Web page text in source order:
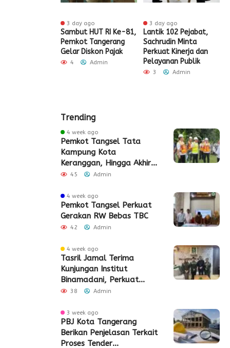
3 day ago
Sambut HUT RI Ke-81,
Pemkot Tangerang
Gelar Diskon Pajak
4 Admin
3 day ago
Lantik 102 Pejabat,
Sachrudin Minta
Perkuat Kinerja dan
Pelayanan Publik
3 Admin
Trending
4 week ago
Pemkot Tangsel Tata
Kampung Kota
Keranggan, Hingga Akhir
2026
45 Admin
4 week ago
Pemkot Tangsel Perkuat
Gerakan RW Bebas TBC
42 Admin
4 week ago
Tasril Jamal Terima
Kunjungan Institut
Binamadani, Perkuat
Sinergi Bangun SDM Kota
38 Admin
3 week ago
PBJ Kota Tangerang
Berikan Penjelasan Terkait
Proses Tender